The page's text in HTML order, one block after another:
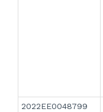
2022EE0048799